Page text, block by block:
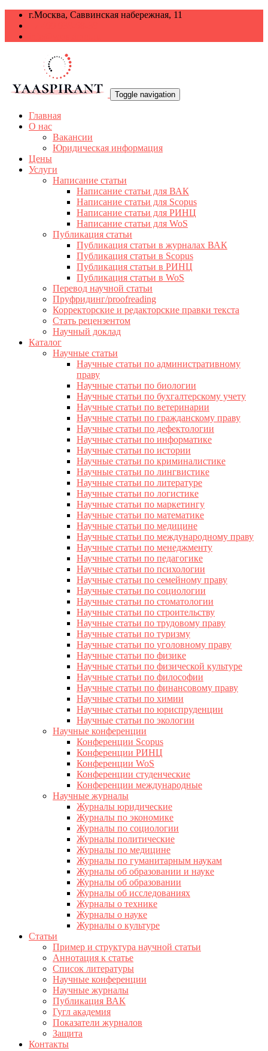
г.Москва, Саввинская набережная, 11
Toggle navigation
Главная
О нас
Вакансии
Юридическая информация
Цены
Услуги
Написание статьи
Написание статьи для ВАК
Написание статьи для Scopus
Написание статьи для РИНЦ
Написание статьи для WoS
Публикация статьи
Публикация статьи в журналах ВАК
Публикация статьи в Scopus
Публикация статьи в РИНЦ
Публикация статьи в WoS
Перевод научной статьи
Пруфридинг/proofreading
Корректорские и редакторские правки текста
Стать рецензентом
Научный доклад
Каталог
Научные статьи
Научные статьи по административному
праву
Научные статьи по биологии
Научные статьи по бухгалтерскому учету
Научные статьи по ветеринарии
Научные статьи по гражданскому праву
Научные статьи по дефектологии
Научные статьи по информатике
Научные статьи по истории
Научные статьи по криминалистике
Научные статьи по лингвистике
Научные статьи по литературе
Научные статьи по логистике
Научные статьи по маркетингу
Научные статьи по математике
Научные статьи по медицине
Научные статьи по международному праву
Научные статьи по менеджменту
Научные статьи по педагогике
Научные статьи по психологии
Научные статьи по семейному праву
Научные статьи по социологии
Научные статьи по стоматологии
Научные статьи по строительству
Научные статьи по трудовому праву
Научные статьи по туризму
Научные статьи по уголовному праву
Научные статьи по физике
Научные статьи по физической культуре
Научные статьи по философии
Научные статьи по финансовому праву
Научные статьи по химии
Научные статьи по юриспруденции
Научные статьи по экологии
Научные конференции
Конференции Scopus
Конференции РИНЦ
Конференции WoS
Конференции студенческие
Конференции международные
Научные журналы
Журналы юридические
Журналы по экономике
Журналы по социологии
Журналы политические
Журналы по медицине
Журналы по гуманитарным наукам
Журналы об образовании и науке
Журналы об образовании
Журналы об исследованиях
Журналы о технике
Журналы о науке
Журналы о культуре
Статьи
Пример и структура научной статьи
Аннотация к статье
Список литературы
Научные конференции
Научные журналы
Публикация ВАК
Гугл академия
Показатели журналов
Защита
Контакты